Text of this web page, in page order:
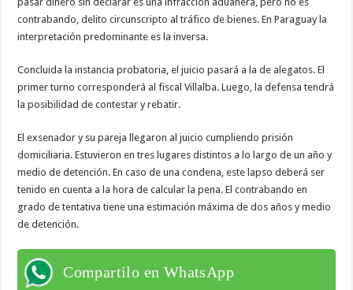
contrabando, delito circunscripto al tráfico de bienes. En Paraguay la
interpretación predominante es la inversa.
Concluida la instancia probatoria, el juicio pasará a la de alegatos. El
primer turno corresponderá al fiscal Villalba. Luego, la defensa tendrá
la posibilidad de contestar y rebatir.
El exsenador y su pareja llegaron al juicio cumpliendo prisión
domiciliaria. Estuvieron en tres lugares distintos a lo largo de un año y
medio de detención. En caso de una condena, este lapso deberá ser
tenido en cuenta a la hora de calcular la pena. El contrabando en
grado de tentativa tiene una estimación máxima de dos años y medio
de detención.
Compartilo en WhatsApp